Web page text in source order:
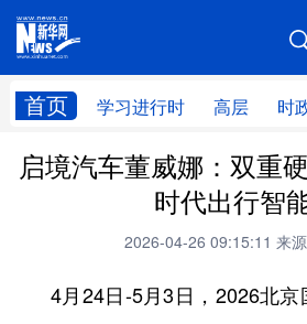
首页 学习进行时 高层 时
网站地图
学习进行时 高层 时
财经 网
科技 科创 量
启境汽车董威娜：双重
时代出行智
2026-04-26 09:15:11 来
4月24日-5月3日，2026北京